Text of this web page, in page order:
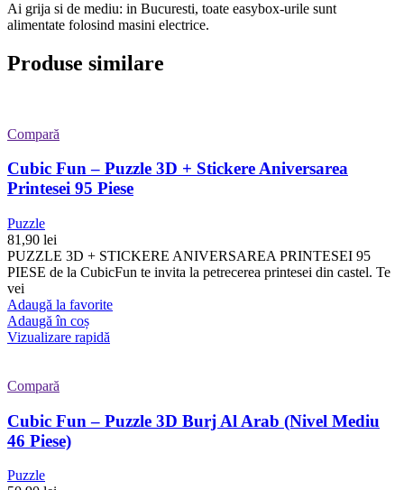
Ai grija si de mediu: in Bucuresti, toate easybox-urile sunt
alimentate folosind masini electrice.
Produse similare
Compară
Cubic Fun – Puzzle 3D + Stickere Aniversarea
Printesei 95 Piese
Puzzle
81,90 lei
PUZZLE 3D + STICKERE ANIVERSAREA PRINTESEI 95
PIESE de la CubicFun te invita la petrecerea printesei din castel. Te
vei
Adaugă la favorite
Adaugă în coș
Vizualizare rapidă
Compară
Cubic Fun – Puzzle 3D Burj Al Arab (Nivel Mediu
46 Piese)
Puzzle